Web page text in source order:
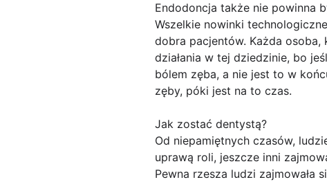
Endodoncja także nie powinna
Wszelkie nowinki
dobra pacjentów. Każda
działania w tej dziedzinie, bo
bólem zęba, a nie jest to w
zęby, póki jest na to czas.
Jak zostać dentystą?
Od niepamiętnych czasów,
uprawą roli, jeszcze inni
Pewna rzesza ludzi zajmowała